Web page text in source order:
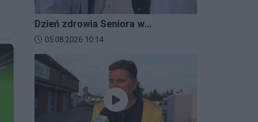
Dzień zdrowia Seniora w
Bratkowicach
Data dodania materiału wideo:
05.08.2026 10:14